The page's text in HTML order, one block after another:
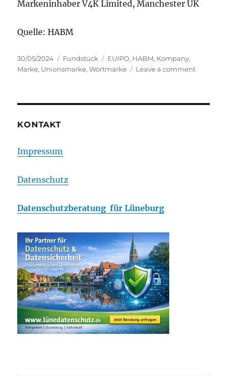
Markeninhaber V4K Limited, Manchester UK
Quelle: HABM
Posted
on
30/05/2024 Categories
Fundstück Tags
EUIPO, HABM, Kompany,
Marke, Unionsmarke,Wortmarke Leave a commenton
KONTAKT
Impressum
Datenschutz
Datenschutzberatung für Lüneburg